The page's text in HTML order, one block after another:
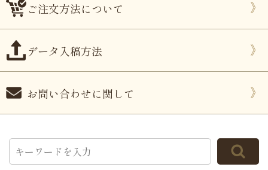
ご注文方法について
データ入稿方法
お問い合わせに関して